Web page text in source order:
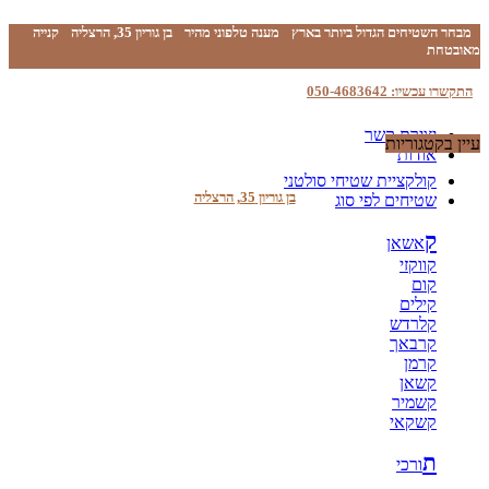
מבחר השטיחים הגדול ביותר בארץ מענה טלפוני מהיר בן גוריון 35, הרצליה
קנייה
מאובטחת
התקשרו עכשיו: 050-4683642
יצירת קשר
אודות
בן גוריון 35, הרצליה
עיין בקטגוריות
קולקציית שטיחי סולטני
שטיחים לפי סוג
קאשאן
קווקזי
קום
קילים
קלרדש
קרבאך
קרמן
קשאן
קשמיר
קשקאי
תורכי